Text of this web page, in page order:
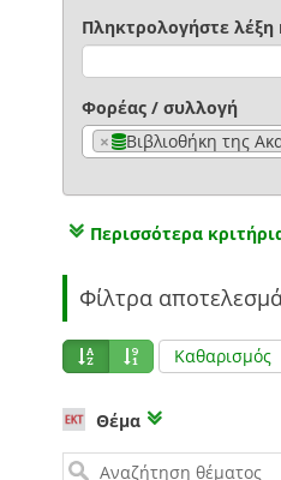
Πληκτρολογήστε
Φορέας / συλλογή
×
Βιβλιοθήκη της
Περισσότερα
Φίλτρα
Καθαρισμός
Θέμα